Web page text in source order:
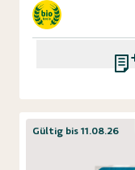
Gültig bis 11.08.26